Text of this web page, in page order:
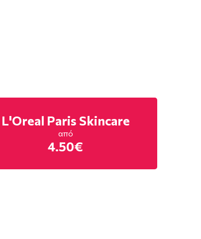
L'Oreal Paris Skincare
από
4.50€